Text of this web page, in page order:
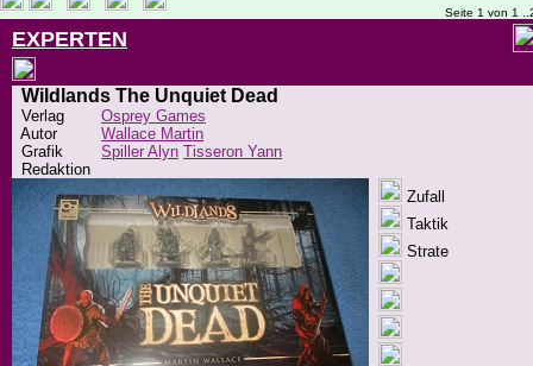
Seite 1 von 1
EXPERTEN
Wildlands The Unquiet Dead
Verlag
Osprey Games
Autor
Wallace Martin
Grafik
Spiller Alyn Tisseron Yann
Redaktion
Zufall
Taktik
Strate